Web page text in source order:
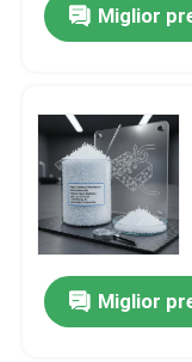
Miglior
Miglior